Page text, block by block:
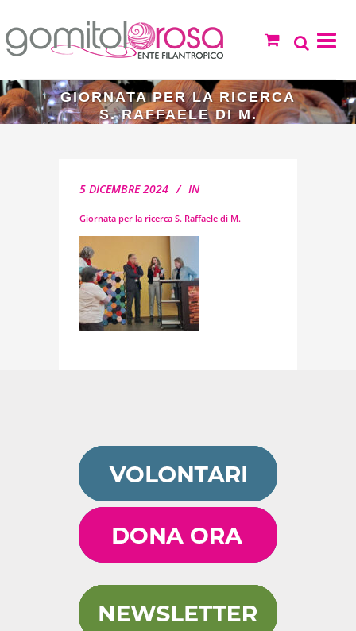
GIORNATA PER LA RICERCA
S. RAFFAELE DI M.
5 DICEMBRE 2024 IN
Giornata per la ricerca S. Raffaele di M.